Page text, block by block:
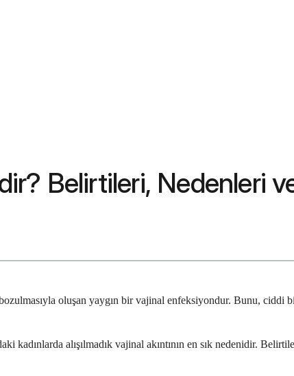
Belirtileri, Nedenleri
oluşan yaygın bir vajinal enfeksiyondur. Bunu, ciddi
kadınlarda alışılmadık vajinal akıntının en sık nedenidir.